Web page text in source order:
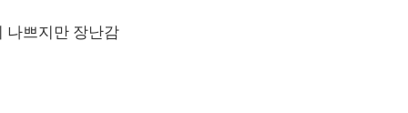
나쁘지만 장난감